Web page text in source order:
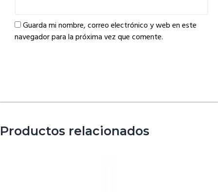
Guarda mi nombre, correo electrónico y web en este
navegador para la próxima vez que comente.
Productos relacionados